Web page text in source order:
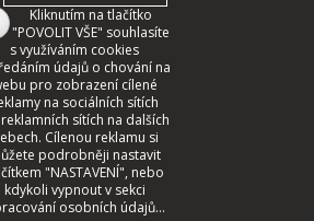
Tábory.cz
webmasterCORA2022, www.cora.cz
Kliknutím na tlačítko
"POVOLIT VŠE" souhlasíte
s využíváním cookies
údajů o chování na
pro zobrazení cílené
na sociálních sítích
reklamních sítích na dalších
Cílenou reklamu si
podrobněji nastavit
"NASTAVENÍ", nebo
kdykoli vypnout v sekci
osobních údajů...